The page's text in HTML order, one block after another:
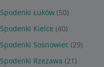
Spodenki Łuków (50)
Spodenki Kielce (40)
Spodenki Sosnowiec (29)
Spodenki Rzezawa (21)